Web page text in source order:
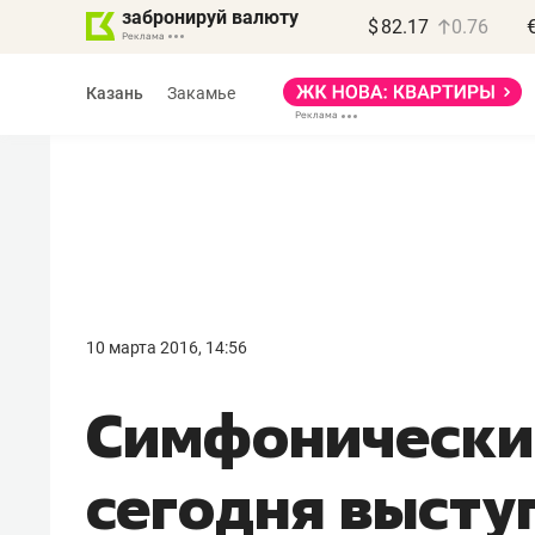
забронируй валюту $ 82.17 0.76
Казань Закамье
10 марта 2016, 14:56
сегодня